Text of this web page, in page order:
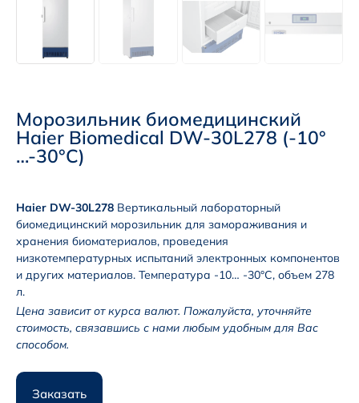
Морозильник биомедицинский
Haier Biomedical DW-30L278 (-10°
…-30°C)
Haier DW-30L278 Вертикальный лабораторный
биомедицинский морозильник для замораживания и
хранения биоматериалов, проведения
низкотемпературных испытаний электронных компонентов
и других материалов. Температура -10… -30°С, объем 278
л.
Цена зависит от курса валют. Пожалуйста, уточняйте
стоимость, связавшись с нами любым удобным для Вас
способом.
Заказать